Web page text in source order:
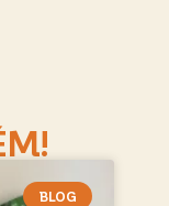
BLOG